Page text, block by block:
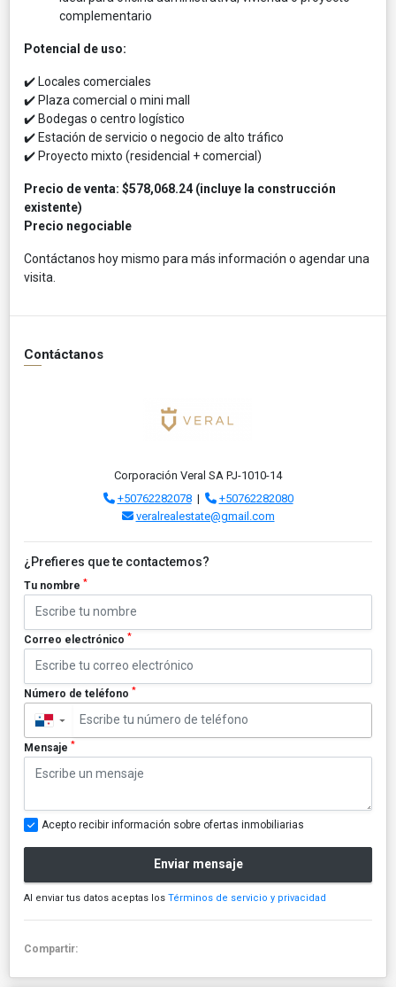
complementario
Potencial de uso:
✔️ Locales comerciales
✔️ Plaza comercial o mini mall
✔️ Bodegas o centro logístico
✔️ Estación de servicio o negocio de alto tráfico
✔️ Proyecto mixto (residencial + comercial)
Precio de venta: $578,068.24 (incluye la construcción
existente)
Precio negociable
Contáctanos hoy mismo para más información o agendar una
visita.
Contáctanos
Corporación Veral SA PJ-1010-14
+50762282078|
+50762282080
veralrealestate@gmail.com
¿Prefieres que te contactemos?
Tu nombre *
Correo electrónico *
Número de teléfono *
▼
Mensaje *
Acepto recibir información sobre ofertas inmobiliarias
Enviar mensaje
Al enviar tus datos aceptas los Términos de servicio y privacidad
Compartir: